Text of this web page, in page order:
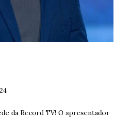
da Record TV! O apresentador